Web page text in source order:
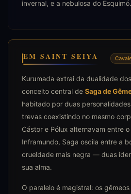
invernal, e a nebulosa do Esquimó.
EM SAINT SEIYA
Kurumada extrai da dualidade
conceito central de Saga de
habitado por duas
trevas coexistindo no mesmo
Cástor e Pólux alternavam entre
Inframundo, Saga oscila entre a
crueldade mais negra — duas
sua alma.
O paralelo é magistral: os